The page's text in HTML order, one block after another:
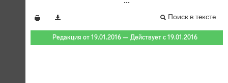
Поиск в тексте
Редакция от 19.01.2016 — Действует с 19.01.2016